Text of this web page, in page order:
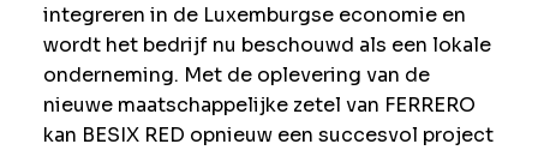
integreren in de Luxemburgse economie en
wordt het bedrijf nu beschouwd als een lokale
onderneming. Met de oplevering van de
nieuwe maatschappelijke zetel van FERRERO
kan BESIX RED opnieuw een succesvol project